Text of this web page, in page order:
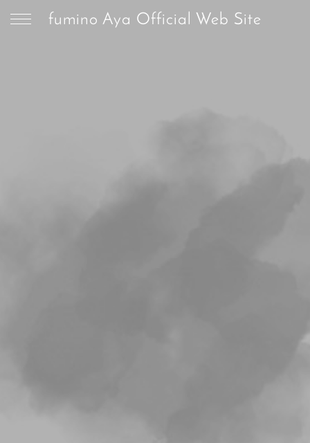
fumino Aya Official Web Site